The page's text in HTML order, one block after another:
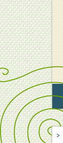
Ugrás
a
tartalomra